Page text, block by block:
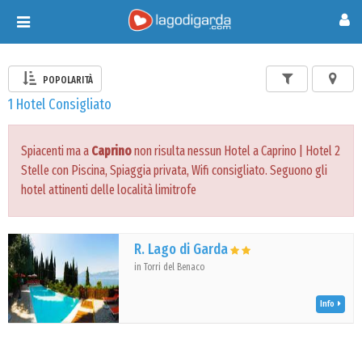
Toggle
navigation
POPOLARITÀ
1 Hotel Consigliato
Spiacenti ma a Caprinonon risulta nessun Hotel a Caprino | Hotel 2
Stelle con Piscina, Spiaggia privata, Wifi consigliato. Seguono gli
hotel attinenti delle località limitrofe
R. Lago di Garda
in Torri del Benaco
Info